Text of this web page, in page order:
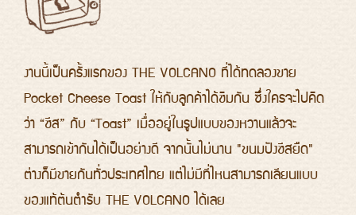
งานนี้เป็นครั้งแรกของ THE VOLCANO ที่ได้ทดลองขาย
Pocket Cheese Toast ให้กับลูกค้าได้ชิมกัน ซึ่งใครจะไปคิด
ว่า “ชีส” กับ “Toast” เมื่ออยู่ในรูปแบบของหวานแล้วจะ
สามารถเข้ากันได้เป็นอย่างดี จากนั้นไม่นาน "ขนมปังชีสยืด"
ต่างก็มีขายกันทั่วประเทศไทย แต่ไม่มีที่ไหนสามารถเลียนแบบ
ของแท้ต้นตำรับ THE VOLCANO ได้เลย